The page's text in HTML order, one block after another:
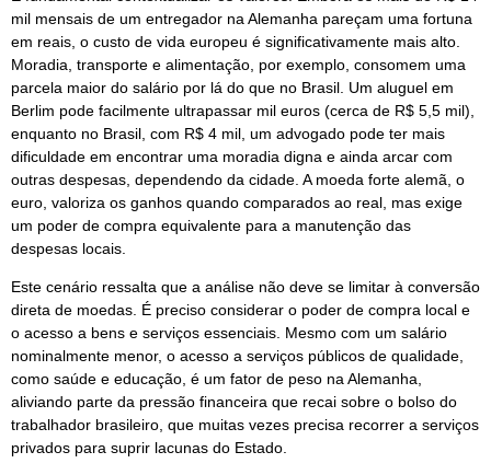
mil mensais de um entregador na Alemanha pareçam uma fortuna
em reais, o custo de vida europeu é significativamente mais alto.
Moradia, transporte e alimentação, por exemplo, consomem uma
parcela maior do salário por lá do que no Brasil. Um aluguel em
Berlim pode facilmente ultrapassar mil euros (cerca de R$ 5,5 mil),
enquanto no Brasil, com R$ 4 mil, um advogado pode ter mais
dificuldade em encontrar uma moradia digna e ainda arcar com
outras despesas, dependendo da cidade. A moeda forte alemã, o
euro, valoriza os ganhos quando comparados ao real, mas exige
um poder de compra equivalente para a manutenção das
despesas locais.
Este cenário ressalta que a análise não deve se limitar à conversão
direta de moedas. É preciso considerar o poder de compra local e
o acesso a bens e serviços essenciais. Mesmo com um salário
nominalmente menor, o acesso a serviços públicos de qualidade,
como saúde e educação, é um fator de peso na Alemanha,
aliviando parte da pressão financeira que recai sobre o bolso do
trabalhador brasileiro, que muitas vezes precisa recorrer a serviços
privados para suprir lacunas do Estado.